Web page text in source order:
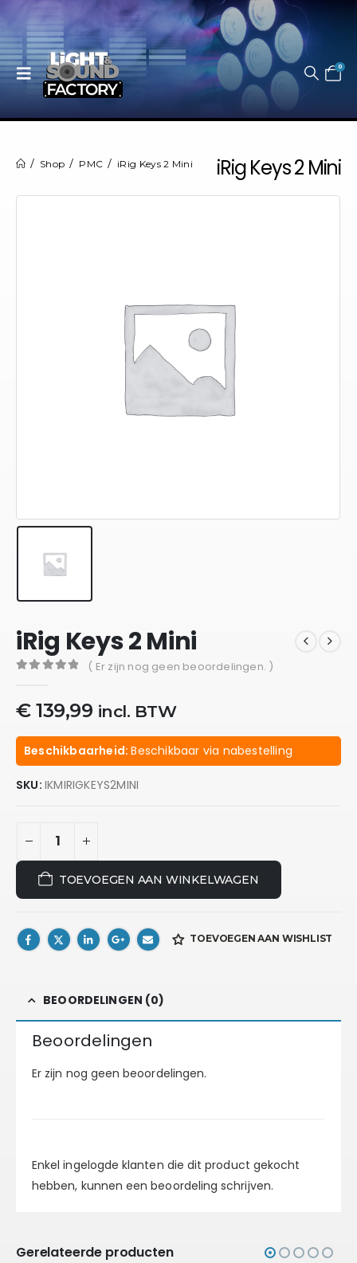
0
iRig Keys 2 Mini
Shop PMC iRig Keys 2 Mini
iRig Keys 2 Mini
( Er zijn nog geen beoordelingen. )
€139,99 incl. BTW
Beschikbaarheid:Beschikbaar via nabestelling
SKU: IKMIRIGKEYS2MINI
TOEVOEGEN AAN WINKELWAGEN
TOEVOEGEN AAN WISHLIST
BEOORDELINGEN (0)
Beoordelingen
Er zijn nog geen beoordelingen.
Enkel ingelogde klanten die dit product gekocht
hebben, kunnen een beoordeling schrijven.
Gerelateerde producten